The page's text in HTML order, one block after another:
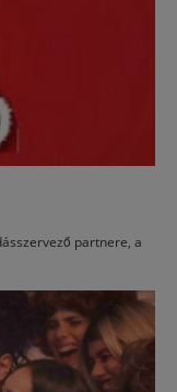
partnere, a